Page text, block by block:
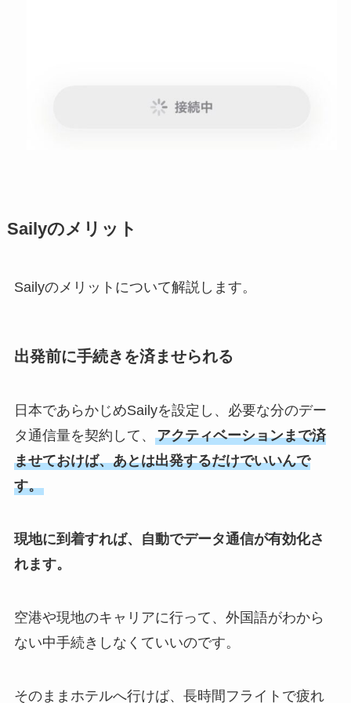
Sailyのメリット
Sailyのメリットについて解説します。
出発前に手続きを済ませられる
日本であらかじめSailyを設定し、必要な分のデー
タ通信量を契約して、 アクティベーションまで済
ませておけば、あとは出発するだけでいいんで
す。
現地に到着すれば、自動でデータ通信が有効化さ
れます。
空港や現地のキャリアに行って、外国語がわから
ない中手続きしなくていいのです。
そのままホテルへ行けば、長時間フライトで疲れ